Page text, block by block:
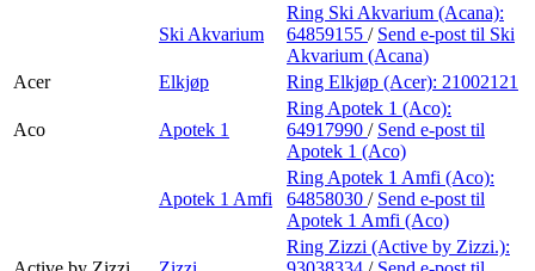
Ski Akvarium
Ring Ski Akvarium (Acana):
64859155 / Send e-post til Ski
Akvarium (Acana)
Acer
Elkjøp Ring Elkjøp (Acer): 21002121
Aco Apotek 1
Ring Apotek 1 (Aco):
64917990 / Send e-post til
Apotek 1 (Aco)
Apotek 1 Amfi
Ring Apotek 1 Amfi (Aco):
64858030 / Send e-post til
Apotek 1 Amfi (Aco)
Ring Zizzi (Active by Zizzi.):